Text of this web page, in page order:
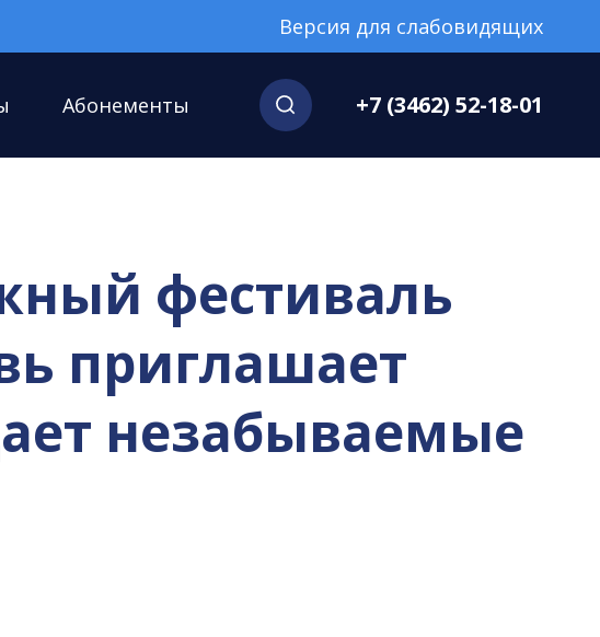
Версия для слабовидящих
Абонементы +7 (3462) 52-18-01
фестиваль
приглашает
незабываемые